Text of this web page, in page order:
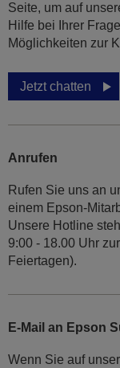
Seite, um auf
Hilfe bei Ihrer
Möglichkeiten zur
Jetzt chatten
Anrufen
Rufen Sie uns an
einem Epson-
Unsere Hotline
9:00 - 18.00 Uhr
Feiertagen).
E-Mail an Epson
Wenn Sie auf